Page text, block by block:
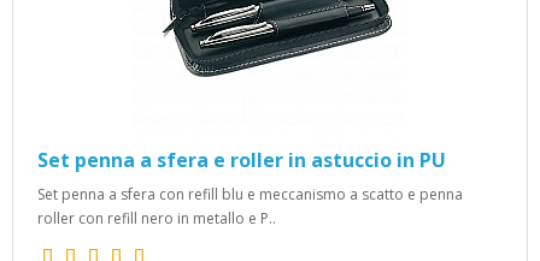
Set penna a sfera e roller in astuccio in PU
Set penna a sfera con refill blu e meccanismo a scatto e penna
roller con refill nero in metallo e P..